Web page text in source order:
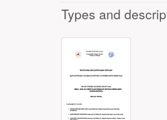
Types and